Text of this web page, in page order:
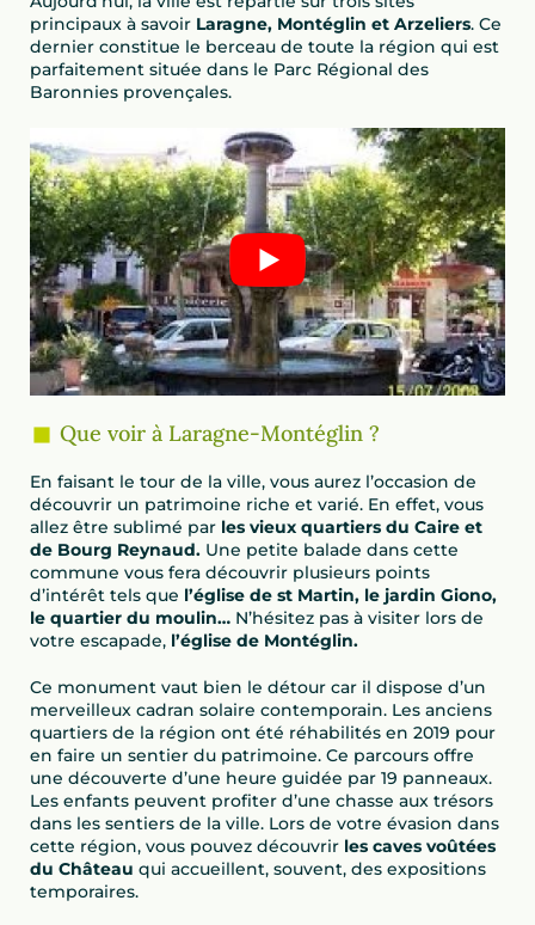
principaux à savoir Laragne, Montéglin et Arzeliers. Ce
dernier constitue le berceau de toute la région qui est
parfaitement située dans le Parc Régional des
Baronnies provençales.
Que voir à Laragne-Montéglin ?
En faisant le tour de la ville, vous aurez l’occasion de
découvrir un patrimoine riche et varié. En effet, vous
allez être sublimé par les vieux quartiers du Caire et
de Bourg Reynaud. Une petite balade dans cette
commune vous fera découvrir plusieurs points
d’intérêt tels que l’église de st Martin, le jardin Giono,
le quartier du moulin… N’hésitez pas à visiter lors de
votre escapade, l’église de Montéglin.
Ce monument vaut bien le détour car il dispose d’un
merveilleux cadran solaire contemporain. Les anciens
quartiers de la région ont été réhabilités en 2019 pour
en faire un sentier du patrimoine. Ce parcours offre
une découverte d’une heure guidée par 19 panneaux.
Les enfants peuvent profiter d’une chasse aux trésors
dans les sentiers de la ville. Lors de votre évasion dans
cette région, vous pouvez découvrir les caves voûtées
du Château qui accueillent, souvent, des expositions
temporaires.